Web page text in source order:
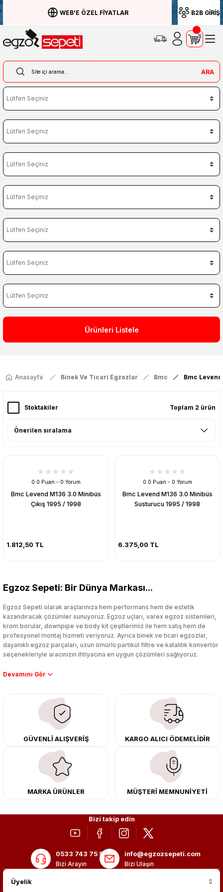
WEB'E ÖZEL FİYATLAR B2B GİRİŞ
ARA
Ürünleri Listele
Anasayfa Binek Ve Ticari Egzozlar Bmc Bmc Levend
Stoktakiler Toplam 2 ürün
0.0 Puan - 0 Yorum
Bmc Levend M136 3.0 Minibüs
Çıkış 1995 / 1998
1.812,50 TL
0.0 Puan - 0 Yorum
Bmc Levend M136 3.0 Minibüs
Susturucu 1995 / 1998
6.375,00 TL
Egzoz Sepeti: Bir Dünya Markası...
Egzoz Sepeti olarak araçlarınıza hem performans hem de estetik
kazandıracak çözümler sunuyoruz. Egzoz uçları, varex egzoz sistemleri,
krom borular, downpipe ve body kit çeşitlerimiz ile hem satış hem de
profesyonel montaj hizmeti veriyoruz. Ayrıca binek ve ticari egzozlar,
dayanıklı egzoz parçaları, uzun ömürlü partikül filtre ve katalitik konvertör
seçenekleriyle aracınızın ihtiyacına en uygun çözümleri sağlıyoruz.
Performans artışı isteyen sürücüler için özel performans egzozları ve
çıkma orijinal ürünler ile yenileyebilir, body kit uygulamalarıyla aracınızın
tasarımını ve aerodinamisini üst seviyeye taşıyabilirsiniz.
Tüm ürünlerimiz orijinal, dayanıklı ve uzun ömürlüdür. İstanbul’daki montaj
merkezimizde profesyonel montaj yapıyor, Türkiye’nin her yerine güvenli
kargo ile teslimat gerçekleştiriyoruz. Aracınıza değer katmak için doğru
adres: Egzoz Sepeti.
GÜVENLİ ALIŞVERİŞ KARGO ALICI ÖDEMELİDİR
MARKA ÜRÜNLER MÜŞTERİ MEMNUNİYETİ
Bizi takip edin
0533 743 75 56
Bizi Arayın
info@egzozsepeti.com
Bizi Ulaşın
Üyelik